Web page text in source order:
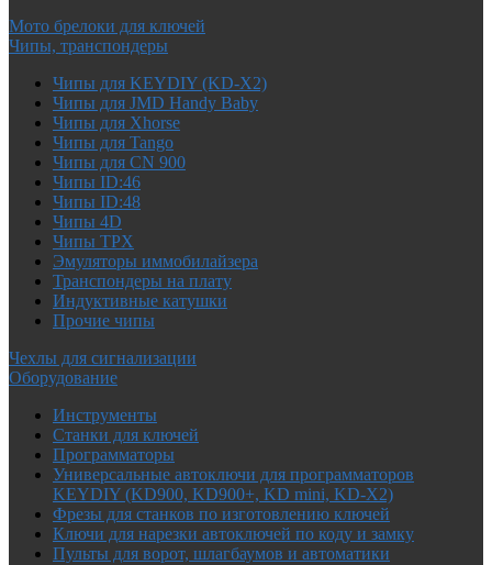
Мото брелоки для ключей
Чипы, транспондеры
Чипы для KEYDIY (KD-X2)
Чипы для JMD Handy Baby
Чипы для Xhorse
Чипы для Tango
Чипы для CN 900
Чипы ID:46
Чипы ID:48
Чипы 4D
Чипы TPX
Эмуляторы иммобилайзера
Транспондеры на плату
Индуктивные катушки
Прочие чипы
Чехлы для сигнализации
Оборудование
Инструменты
Cтанки для ключей
Программаторы
Универсальные автоключи для программаторов
KEYDIY (KD900, KD900+, KD mini, KD-X2)
Фрезы для станков по изготовлению ключей
Ключи для нарезки автоключей по коду и замку
Пульты для ворот, шлагбаумов и автоматики